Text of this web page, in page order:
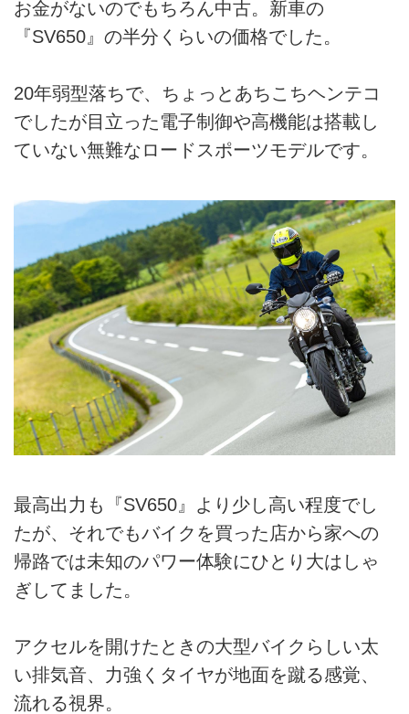
お金がないのでもちろん中古。新車の
『SV650』の半分くらいの価格でした。
20年弱型落ちで、ちょっとあちこちヘンテコ
でしたが目立った電子制御や高機能は搭載し
ていない無難なロードスポーツモデルです。
最高出力も『SV650』より少し高い程度でし
たが、それでもバイクを買った店から家への
帰路では未知のパワー体験にひとり大はしゃ
ぎしてました。
アクセルを開けたときの大型バイクらしい太
い排気音、力強くタイヤが地面を蹴る感覚、
流れる視界。